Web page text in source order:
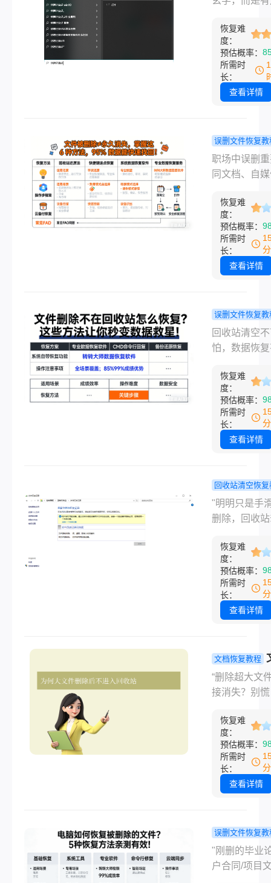
救急！！
确方法，
删数据都能
来。“完了！
抖，把回收
了！”电脑屏
赶出的方案
辑完的视频
积累了半年
资料，一瞬
了。相信这
大脑空白的
很多职场人
创作者都遇
恢复难
度：
预估概率：
所需时
长：
查看详情
误删文件恢复教
何恢复被删
文件？6种
高效找回！
职场中误删
同文档、自
删除、U 盘 /
格式化后发
数据未备份
些紧急场景
35 岁的办公
deadline 倒
压力，一边
数据泄露、
坏的顾虑，
乱的恢复方
人无从下手
恢复难
度：
预估概率：
所需时
长：
查看详情
误删文件恢复教
件删除不在
站怎么恢复
数据救星！
回收站清空
怕，数据恢
文件都能通
方法找回！​
公时误删桌
文档、相机
格式化后丢
也…… 相信
18-35 岁的职
自媒体创作
景。数据丢
耽误工作进
贵的拍摄素
难以复刻
恢复难
度：
预估概率：
所需时
长：
查看详情
回收站清空恢
文件删除了
站没有怎么
你轻松找回
"明明只是手
删除，回收
概是当代职
窒息的瞬间
别慌！作为
据恢复领域5
评博主，我
案例。那么
除了回收站
么恢复呢？
结合实测经
享5种高效恢
法，覆盖电
盘、SD卡等
景，连小白
钟上手！
恢复难
度：
预估概率：
所需时
长：
查看详情
文档恢复教程
过大删除后
回收站怎么
找回方法！
“删除超大文
接消失？别
过正确方法
场人突发文
失、自媒体
删 4K 拍摄
计师清空硬
间头皮发麻
当文件超过
默认大小限
常是分区容
恢复难
度：
预估概率：
所需时
长：
查看详情
误删文件恢复教
脑如何恢复
除的文件？
"刚删的毕业
户合同/项目